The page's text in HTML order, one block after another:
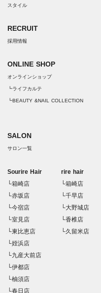
スタイル
RECRUIT
採用情報
ONLINE SHOP
オンラインショップ
┗ライフカルテ
┗BEAUTY &NAIL COLLECTION
SALON
サロン一覧
Sourire Hair
└箱崎店
└赤坂店
└今宿店
└室見店
└東比恵店
└姪浜店
└九産大前店
└伊都店
└柚須店
└春日店
rire hair
└箱崎店
└千早店
└大野城店
└香椎店
└久留米店